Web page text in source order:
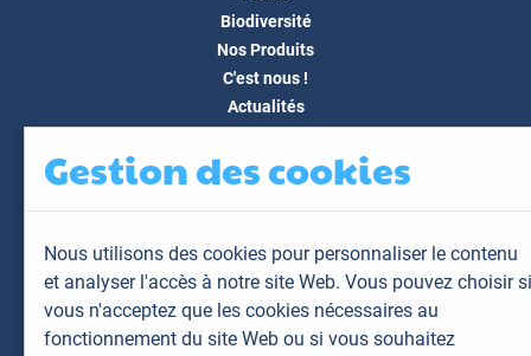
Biodiversité
Nos Produits
C'est nous !
Actualités
FAQ
Mon espace
Mes animaux
Mes résultats
Mes commandes
Gestion des cookies
Nous utilisons des cookies pour personnaliser le contenu
et analyser l'accès à notre site Web. Vous pouvez choisir si
vous n'acceptez que les cookies nécessaires au
fonctionnement du site Web ou si vous souhaitez